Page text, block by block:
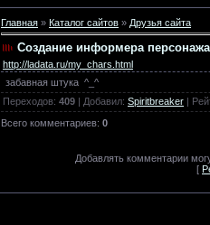
Главная » Каталог сайтов » Друзья сайта
Создание информера
http://ladata.ru/my_chars.html
забавная штука ^_^
Переходов: 409 | Добавил: Spiritbreaker |
Всего комментариев: 0
Добавлять комментарии
[